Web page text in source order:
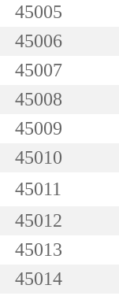
45005
45006
45007
45008
45009
45010
45011
45012
45013
45014